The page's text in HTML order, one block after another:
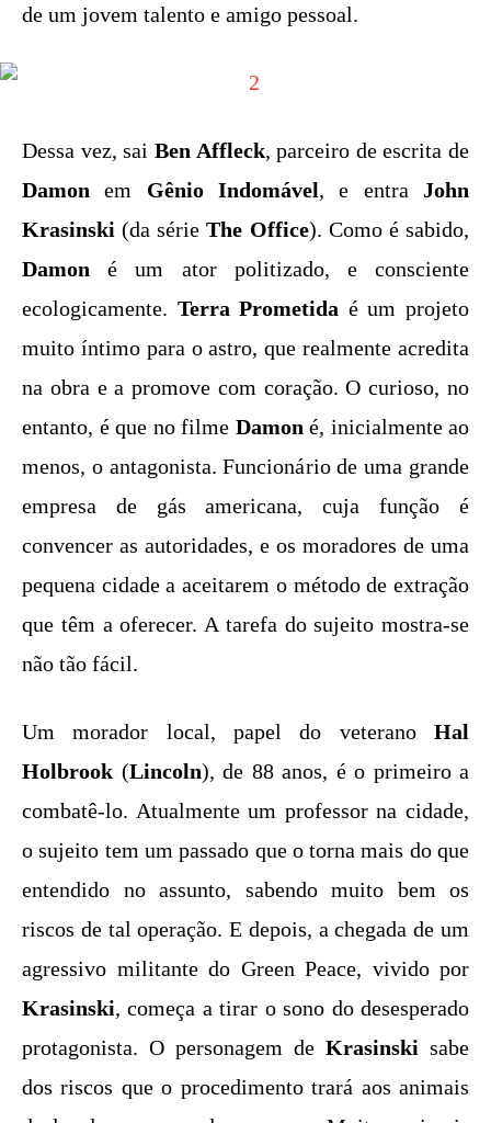
de um jovem talento e amigo pessoal.
Dessa vez, sai Ben Affleck, parceiro de escrita de
Damon em Gênio Indomável, e entraJohn
Krasinski (da sérieThe Office). Como é sabido,
Damon é um ator politizado, e consciente
ecologicamente. Terra Prometida é um projeto
muito íntimo para o astro, que realmente acredita
na obra e a promove com coração. O curioso, no
entanto, é que no filme Damon é, inicialmente ao
menos, o antagonista. Funcionário de uma grande
empresa de gás americana, cuja função é
convencer as autoridades, e os moradores de uma
pequena cidade a aceitarem o método de extração
que têm a oferecer. A tarefa do sujeito mostra-se
não tão fácil.
Um morador local, papel do veterano Hal
Holbrook (Lincoln), de 88 anos, é o primeiro a
combatê-lo. Atualmente um professor na cidade,
o sujeito tem um passado que o torna mais do que
entendido no assunto, sabendo muito bem os
riscos de tal operação. E depois, a chegada de um
agressivo militante do Green Peace, vivido por
Krasinski, começa a tirar o sono do desesperado
protagonista. O personagem de Krasinski sabe
dos riscos que o procedimento trará aos animais